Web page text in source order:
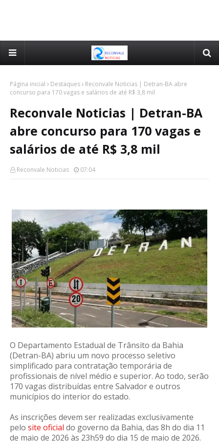
Página inicial Destaques
Reconvale Noticias | Detran-BA abre
concurso para 170 vagas e salários de até R$ 3,8 mil
Reconvale Noticias | Detran-BA
abre concurso para 170 vagas e
salários de até R$ 3,8 mil
Reconvale Noticias 07:04
O Departamento Estadual de Trânsito da Bahia
(Detran-BA) abriu um novo processo seletivo
simplificado para contratação temporária de
profissionais de nível médio e superior. Ao todo, serão
170 vagas distribuídas entre Salvador e outros
municípios do interior do estado.
As inscrições devem ser realizadas exclusivamente
pelo site oficial do governo da Bahia, das 8h do dia 11
de maio de 2026 às 23h59 do dia 15 de maio de 2026.